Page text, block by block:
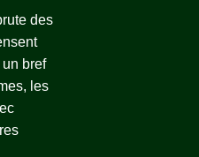
des
bref
les